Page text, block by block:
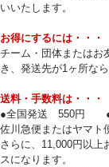
いいたします。
お得にするには・・・
チーム・団体またはお
き、発送先が1ヶ所な
送料・手数料は・・・
●全国発送 550円 ●
佐川急便またはヤマト
さらに、11,000円以上
スになります。